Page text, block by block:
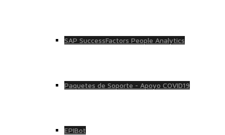
SAP SuccessFactors People Analytics
Paquetes de Soporte - Apoyo COVID19
EPIBot